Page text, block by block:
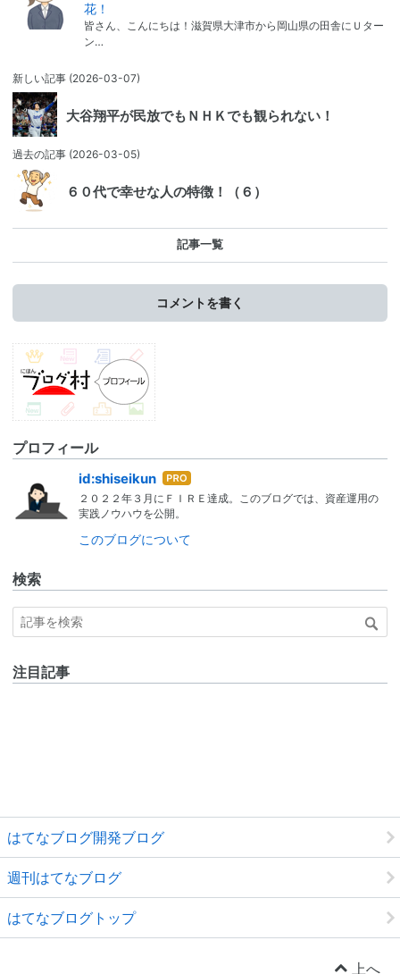
花！
皆さん、こんにちは！滋賀県大津市から岡山県の田舎にＵター
ン…
新しい記事 (2026-03-07)
大谷翔平が民放でもＮＨＫでも観られない！
過去の記事 (2026-03-05)
６０代で幸せな人の特徴！（６）
記事一覧
コメントを書く
プロフィール
id:shiseikun はて
なブ
ログ
２０２２年３月にＦＩＲＥ達成。このブログでは、資産運用の
実践ノウハウを公開。
このブログについて
検索
注目記事
はてなブログ開発ブログ
週刊はてなブログ
はてなブログトップ
上へ